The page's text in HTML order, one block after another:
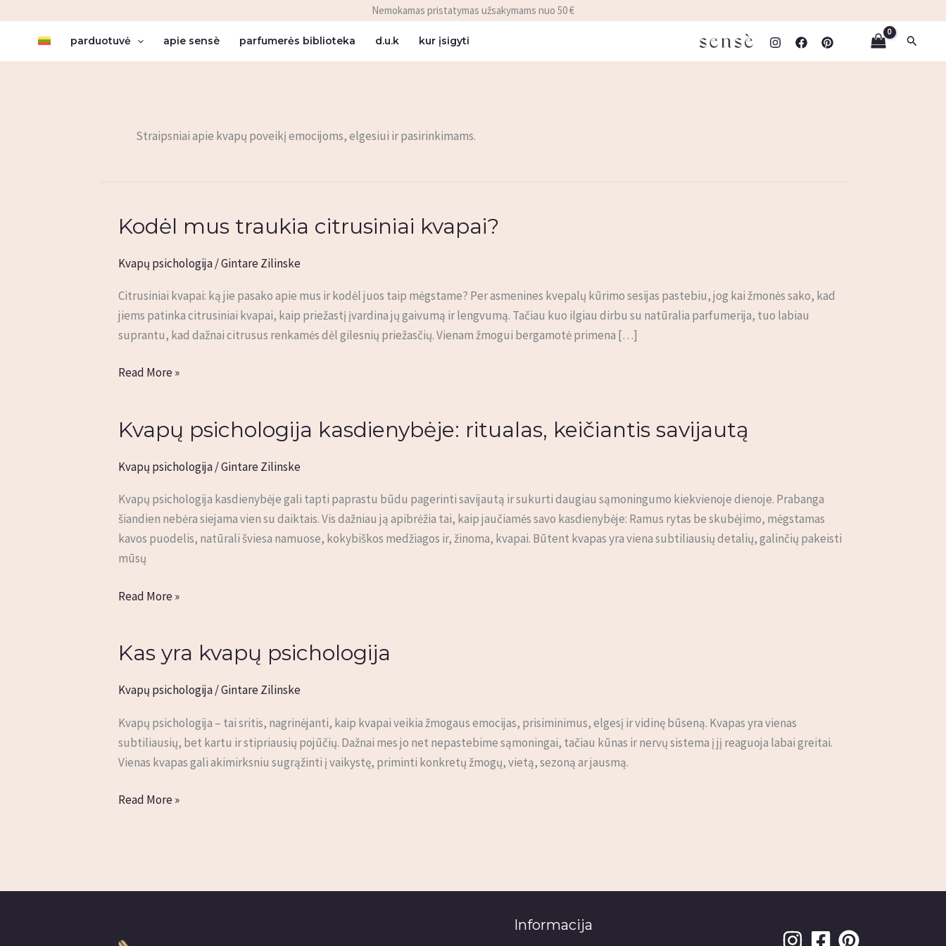
Nemokamas pristatymas užsakymams nuo 50 €
parduotuvė apie sensè parfumerės biblioteka d.u.k kur įsigyti Paieška
Straipsniai apie kvapų poveikį emocijoms, elgesiui ir pasirinkimams.
Kodėl mus traukia citrusiniai kvapai?
Kvapų psichologija/Gintare Zilinske
Citrusiniai kvapai: ką jie pasako apie mus ir kodėl juos taip mėgstame? Per asmenines kvepalų kūrimo sesijas pastebiu, jog kai žmonės sako, kad
jiems patinka citrusiniai kvapai, kaip priežastį įvardina jų gaivumą ir lengvumą. Tačiau kuo ilgiau dirbu su natūralia parfumerija, tuo labiau
suprantu, kad dažnai citrusus renkamės dėl gilesnių priežasčių. Vienam žmogui bergamotė primena […]
Kodėl
traukia
kvapai?
Read More »
Kvapų psichologija kasdienybėje: ritualas, keičiantis savijautą
Kvapų psichologija/Gintare Zilinske
Kvapų psichologija kasdienybėje gali tapti paprastu būdu pagerinti savijautą ir sukurti daugiau sąmoningumo kiekvienoje dienoje. Prabanga
šiandien nebėra siejama vien su daiktais. Vis dažniau ją apibrėžia tai, kaip jaučiamės savo kasdienybėje: Ramus rytas be skubėjimo, mėgstamas
kavos puodelis, natūrali šviesa namuose, kokybiškos medžiagos ir, žinoma, kvapai. Būtent kvapas yra viena subtiliausių detalių, galinčių pakeisti
mūsų
Kvapų
psichologija
kasdienybėje:
keičiantis
savijautą
Read More »
Kas yra kvapų psichologija
Kvapų psichologija/Gintare Zilinske
Kvapų psichologija – tai sritis, nagrinėjanti, kaip kvapai veikia žmogaus emocijas, prisiminimus, elgesį ir vidinę būseną. Kvapas yra vienas
subtiliausių, bet kartu ir stipriausių pojūčių. Dažnai mes jo net nepastebime sąmoningai, tačiau kūnas ir nervų sistema į jį reaguoja labai greitai.
Vienas kvapas gali akimirksniu sugrąžinti į vaikystę, priminti konkretų žmogų, vietą, sezoną ar jausmą.
Kas
kvapų
Read More »
Informacija